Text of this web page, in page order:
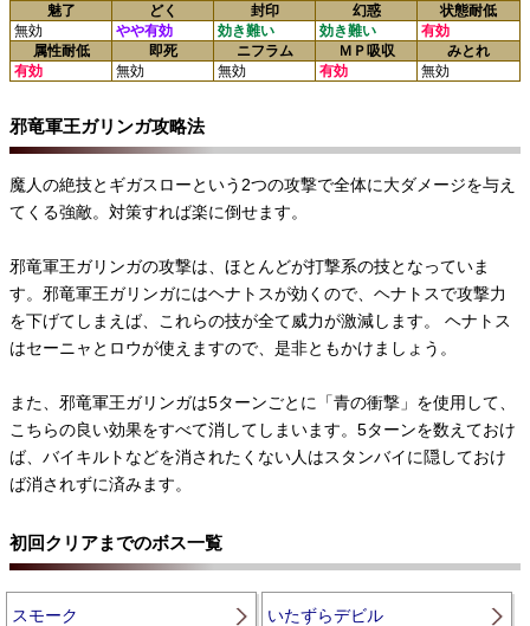
魅了
どく 封印 幻惑
状態耐低
無効
やや有効 効き難い 効き難い
有効
属性耐低
即死 ニフラム ＭＰ吸収
みとれ
有効
無効 無効 有効 無効
邪竜軍王ガリンガ攻略法
魔人の絶技とギガスローという2つの攻撃で全体に大ダメージを与え
てくる強敵。対策すれば楽に倒せます。
邪竜軍王ガリンガの攻撃は、ほとんどが打撃系の技となっていま
す。邪竜軍王ガリンガにはヘナトスが効くので、ヘナトスで攻撃力
を下げてしまえば、これらの技が全て威力が激減します。 ヘナトス
はセーニャとロウが使えますので、是非ともかけましょう。
また、邪竜軍王ガリンガは5ターンごとに「青の衝撃」を使用して、
こちらの良い効果をすべて消してしまいます。5ターンを数えておけ
ば、バイキルトなどを消されたくない人はスタンバイに隠しておけ
ば消されずに済みます。
初回クリアまでのボス一覧
スモーク いたずらデビル